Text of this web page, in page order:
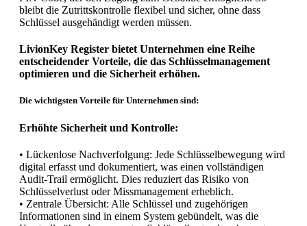
bleibt die Zutrittskontrolle flexibel und sicher, ohne dass
Schlüssel ausgehändigt werden müssen.
LivionKey Register bietet Unternehmen eine Reihe
entscheidender Vorteile, die das Schlüsselmanagement
optimieren und die Sicherheit erhöhen.
Die wichtigsten Vorteile für Unternehmen sind:
Erhöhte Sicherheit und Kontrolle:
• Lückenlose Nachverfolgung: Jede Schlüsselbewegung wird
digital erfasst und dokumentiert, was einen vollständigen
Audit-Trail ermöglicht. Dies reduziert das Risiko von
Schlüsselverlust oder Missmanagement erheblich.
• Zentrale Übersicht: Alle Schlüssel und zugehörigen
Informationen sind in einem System gebündelt, was die